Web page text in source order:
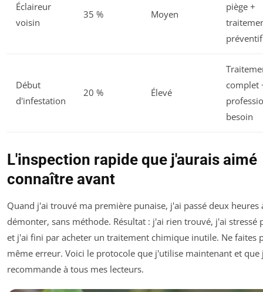
Éclaireur
voisin
35 % Moyen
piège +
préventif
Début
d'infestation
20 % Élevé
complet
besoin
L'inspection rapide que j'aurais aimé
connaître avant
Quand j'ai trouvé ma première punaise, j'ai passé deux heures
démonter, sans méthode. Résultat : j'ai rien trouvé, j'ai stressé
et j'ai fini par acheter un traitement chimique inutile. Ne faites
même erreur. Voici le protocole que j'utilise maintenant et que
recommande à tous mes lecteurs.